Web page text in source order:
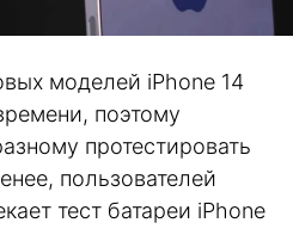
моделей iPhone 14
поэтому
протестировать
пользователей
тест батареи iPhone